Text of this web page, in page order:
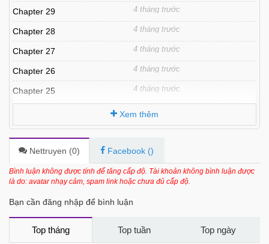
Chapter 29 4 tháng trước
Chapter 28 4 tháng trước
Chapter 27 4 tháng trước
Chapter 26 4 tháng trước
Chapter 25 4 tháng trước
Chapter 23 5 tháng trước
Chapter 22 6 tháng trước
Chapter 21 6 tháng trước
6 tháng trước
Chapter 18 6 tháng trước
Xem thêm
Nettruyen (0) Facebook ()
Bình luận không được tính để tăng cấp độ. Tài khoản không bình luận được
là do: avatar nhạy cảm, spam link hoặc chưa đủ cấp độ.
Bạn cần đăng nhập để bình luận
Top tháng Top tuần Top ngày